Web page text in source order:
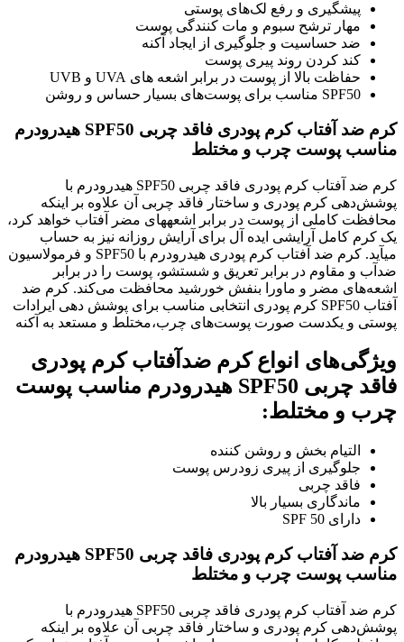
پیشگیری و رفع لک‌های پوستی
مهار ترشح سبوم و مات کنندگی پوست
ضد حساسیت و جلوگیری از ایجاد آکنه
کند کردن روند پیری پوست
حفاظت بالا از پوست در برابر اشعه های UVA و UVB
SPF50 مناسب برای پوست‌های بسیار حساس و روشن
کرم ضد آفتاب کرم پودری فاقد چربی SPF50 هیدرودرم
مناسب پوست چرب و مختلط
کرم ضد آفتاب کرم پودری فاقد چربی SPF50 هیدرودرم با
پوشش‌دهی کرم پودری و ساختار فاقد چربی آن علاوه بر اینکه
محافظت کاملی از پوست در برابر اشعههای مضر آفتاب خواهد کرد،
یک کرم کامل آرایشی ایده آل برای آرایش روزانه نیز به حساب
میآید. کرم ضد آفتاب کرم پودری هیدرودرم با SPF50 و فرمولاسیون
ضدآب و مقاوم در برابر تعریق و شستشو، پوست را در برابر
اشعه‌های مضر و ماورا بنفش خورشید محافظت می‌کند. کرم ضد
آفتاب SPF50 کرم پودری انتخابی مناسب برای پوشش دهی ایرادات
پوستی و یکدست صورت پوست‌های چرب،مختلط و مستعد به آکنه
ویژگی‌های انواع کرم ضدآفتاب کرم پودری
فاقد چربی SPF50 هیدرودرم مناسب پوست
چرب و مختلط:
التیام بخش و روشن کننده
جلوگیری از پیری زودرس پوست
فاقد چربی
ماندگاری بسیار بالا
دارای SPF 50
کرم ضد آفتاب کرم پودری فاقد چربی SPF50 هیدرودرم
مناسب پوست چرب و مختلط
کرم ضد آفتاب کرم پودری فاقد چربی SPF50 هیدرودرم با
پوشش‌دهی کرم پودری و ساختار فاقد چربی آن علاوه بر اینکه